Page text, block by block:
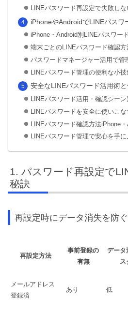
LINEパスワード再設定で失敗しな
iPhoneやAndroidでLINEパスワ
iPhone・Android別LINEパスワー
端末ごとのLINEパスワード確認
パスワードマネージャー活用で管
LINEパスワード管理の便利な小技
安全なLINEパスワード活用術
LINEパスワード活用・確認シー
LINEパスワードを安全に使いこ
LINEパスワード確認方法iPhone
LINEパスワード管理で安心を手
パスワード再設定で
秘訣
再設定時にデータ消失を防
再設定方法
事前登録の
有無
データ
ス
メールアドレス
登録済
あり 低